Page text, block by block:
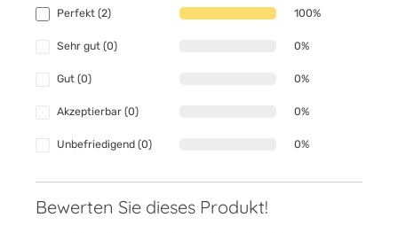
Perfekt (2) 100%
Sehr gut (0) 0%
Gut (0) 0%
Akzeptierbar (0) 0%
Unbefriedigend (0) 0%
Bewerten Sie dieses Produkt!